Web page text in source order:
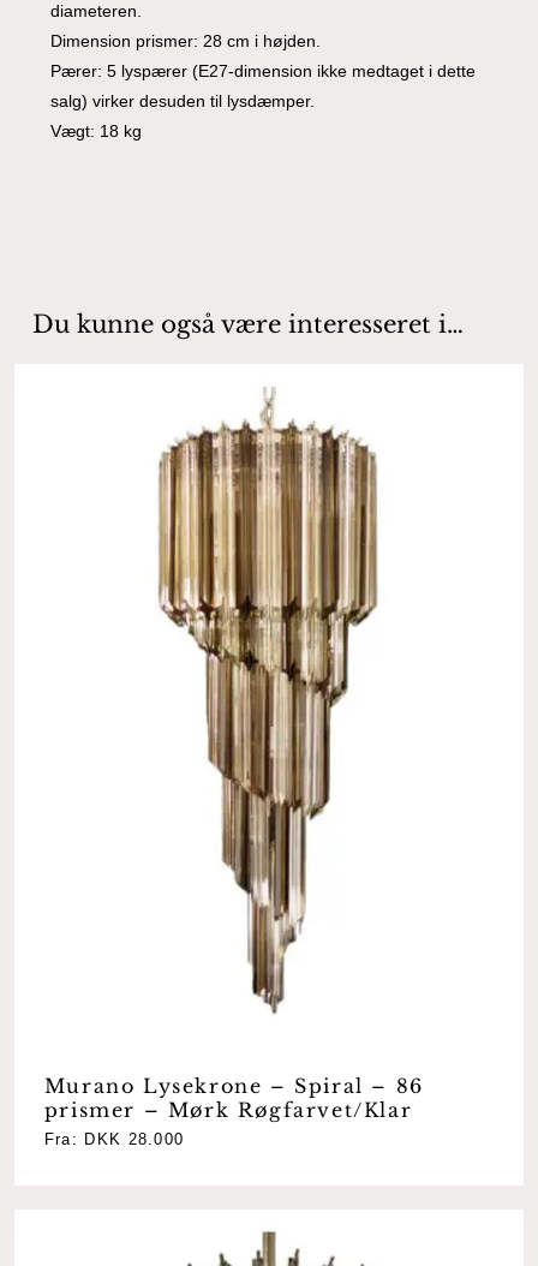
diameteren.
Dimension prismer: 28 cm i højden.
Pærer: 5 lyspærer (E27-dimension ikke medtaget i dette
salg) virker desuden til lysdæmper.
Vægt: 18 kg
Du kunne også være interesseret i…
Murano Lysekrone – Spiral – 86
prismer – Mørk Røgfarvet/Klar
Fra: DKK 28.000